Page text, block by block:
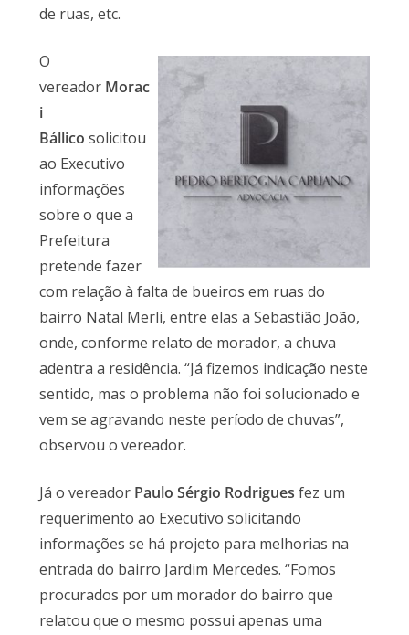
de ruas, etc.
O
vereador Morac
i
Bállico solicitou
ao Executivo
informações
sobre o que a
Prefeitura
pretende fazer
com relação à falta de bueiros em ruas do
bairro Natal Merli, entre elas a Sebastião João,
onde, conforme relato de morador, a chuva
adentra a residência. “Já fizemos indicação neste
sentido, mas o problema não foi solucionado e
vem se agravando neste período de chuvas”,
observou o vereador.
Já o vereador Paulo Sérgio Rodrigues fez um
requerimento ao Executivo solicitando
informações se há projeto para melhorias na
entrada do bairro Jardim Mercedes. “Fomos
procurados por um morador do bairro que
relatou que o mesmo possui apenas uma